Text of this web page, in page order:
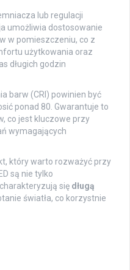
lub regulacji
umożliwia dostosowanie
w pomieszczeniu, co z
użytkowania oraz
długich godzin
barw (CRI) powinien być
ponad 80. Gwarantuje to
co jest kluczowe przy
wymagających
który warto rozważyć przy
są nie tylko
się długą
światła, co korzystnie